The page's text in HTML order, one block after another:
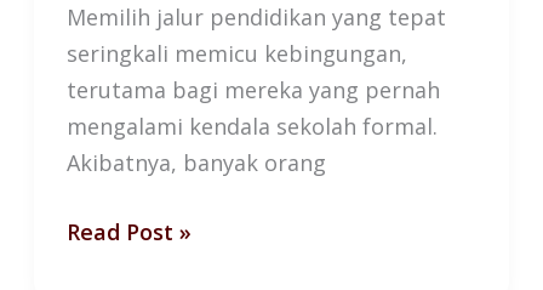
Memilih jalur pendidikan yang tepat
seringkali memicu kebingungan,
terutama bagi mereka yang pernah
mengalami kendala sekolah formal.
Akibatnya, banyak orang
Read Post »